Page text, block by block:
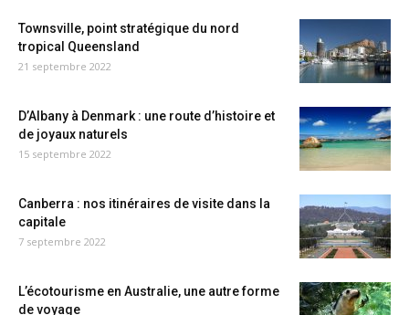
Townsville, point stratégique du nord
tropical Queensland
21 septembre 2022
D’Albany à Denmark : une route d’histoire et
de joyaux naturels
15 septembre 2022
Canberra : nos itinéraires de visite dans la
capitale
7 septembre 2022
L’écotourisme en Australie, une autre forme
de voyage